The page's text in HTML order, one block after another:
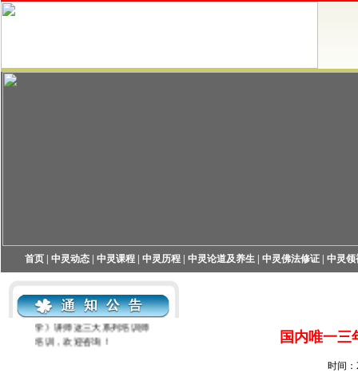
首页| 中灵动态| 中灵课程| 中灵历程| 中灵论道及养生| 中灵佛法修证| 中灵领
中灵机构现开展中灵高端养
导师和《现代企业灵性管理
学》讲师这三大系列培训师
培训，欢迎咨询！
国内唯一三
时间：